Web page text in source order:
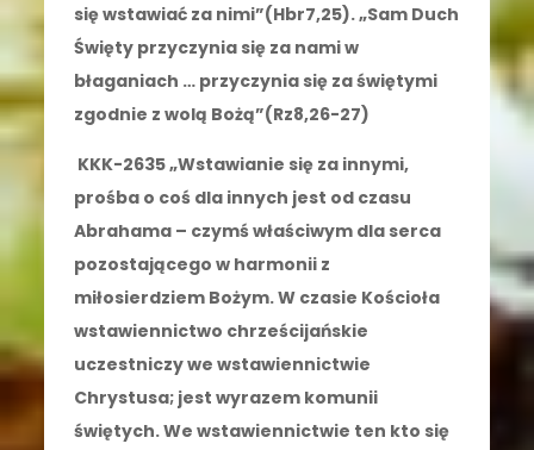
się wstawiać za nimi”(Hbr7,25). „Sam Duch
Święty przyczynia się za nami w
błaganiach … przyczynia się za świętymi
zgodnie z wolą Bożą”(Rz8,26-27)
KKK-2635 „Wstawianie się za innymi,
prośba o coś dla innych jest od czasu
Abrahama – czymś właściwym dla serca
pozostającego w harmonii z
miłosierdziem Bożym. W czasie Kościoła
wstawiennictwo chrześcijańskie
uczestniczy we wstawiennictwie
Chrystusa; jest wyrazem komunii
świętych. We wstawiennictwie ten kto się